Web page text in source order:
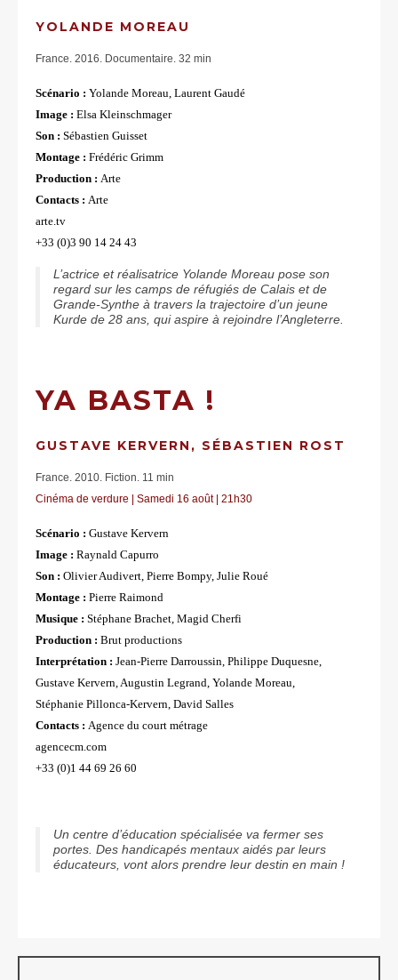
YOLANDE MOREAU
France. 2016. Documentaire. 32 min
Scénario : Yolande Moreau, Laurent Gaudé
Image : Elsa Kleinschmager
Son : Sébastien Guisset
Montage : Frédéric Grimm
Production : Arte
Contacts : Arte
arte.tv
+33 (0)3 90 14 24 43
L’actrice et réalisatrice Yolande Moreau pose son
regard sur les camps de réfugiés de Calais et de
Grande-Synthe à travers la trajectoire d’un jeune
Kurde de 28 ans, qui aspire à rejoindre l’Angleterre.
YA BASTA !
GUSTAVE KERVERN, SÉBASTIEN ROST
France. 2010. Fiction. 11 min
Cinéma de verdure | Samedi 16 août | 21h30
Scénario : Gustave Kervern
Image : Raynald Capurro
Son : Olivier Audivert, Pierre Bompy, Julie Roué
Montage : Pierre Raimond
Musique : Stéphane Brachet, Magid Cherfi
Production : Brut productions
Interprétation : Jean-Pierre Darroussin, Philippe Duquesne,
Gustave Kervern, Augustin Legrand, Yolande Moreau,
Stéphanie Pillonca-Kervern, David Salles
Contacts : Agence du court métrage
agencecm.com
+33 (0)1 44 69 26 60
Un centre d’éducation spécialisée va fermer ses
portes. Des handicapés mentaux aidés par leurs
éducateurs, vont alors prendre leur destin en main !